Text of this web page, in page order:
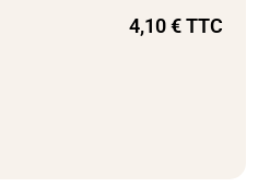
4,10€TTC